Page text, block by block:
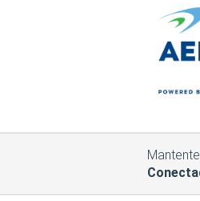
Mantente